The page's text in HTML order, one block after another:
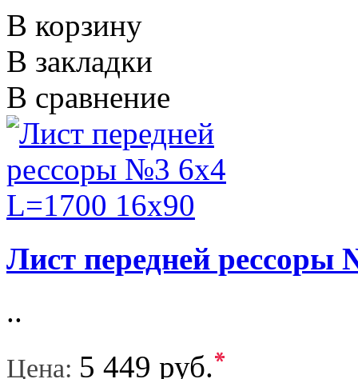
В корзину
В закладки
В сравнение
Лист передней рессоры
..
Цена: 5 449 руб.*